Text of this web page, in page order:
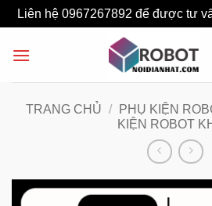
Liên hệ 0967267892 để được tư
qua
TRANG CHỦ / PHỤ KIỆN
KIỆN ROBOT